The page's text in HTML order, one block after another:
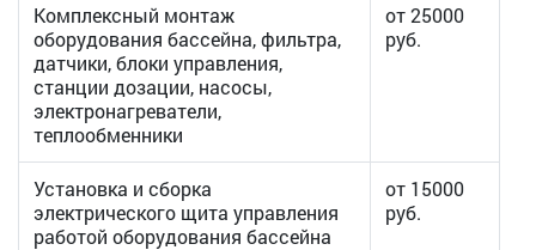
Комплексный монтаж
оборудования бассейна, фильтра,
датчики, блоки управления,
станции дозации, насосы,
электронагреватели,
теплообменники
от 25000
руб.
Установка и сборка
электрического щита управления
работой оборудования бассейна
от 15000
руб.